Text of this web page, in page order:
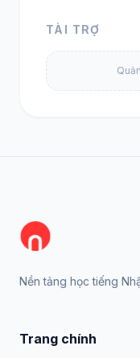
TÀI TRỢ
Nền tảng học tiếng
Trang chính